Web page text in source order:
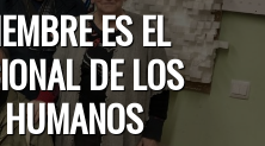
ES EL
DE LOS